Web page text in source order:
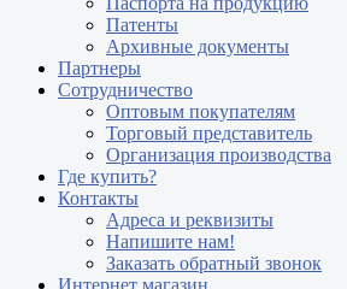
Патенты
Архивные документы
Партнеры
Сотрудничество
Оптовым покупателям
Торговый представитель
Организация производства
Где купить?
Контакты
Адреса и реквизиты
Напишите нам!
Заказать обратный звонок
Интернет магазин